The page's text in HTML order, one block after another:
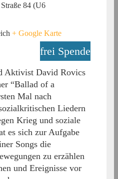
Straße 84 (U6
+ Google Karte
frei Spende
Aktivist David Rovics
“Ballad of a
Mal nach
Liedern
Krieg und soziale
es sich zur Aufgabe
Songs die
zu erzählen
und Ereignisse vor